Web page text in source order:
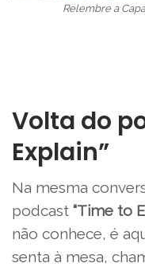
Relembre a
Volta do
Explain”
Na mesma
podcast “Time to
não conhece, é
senta à mesa,